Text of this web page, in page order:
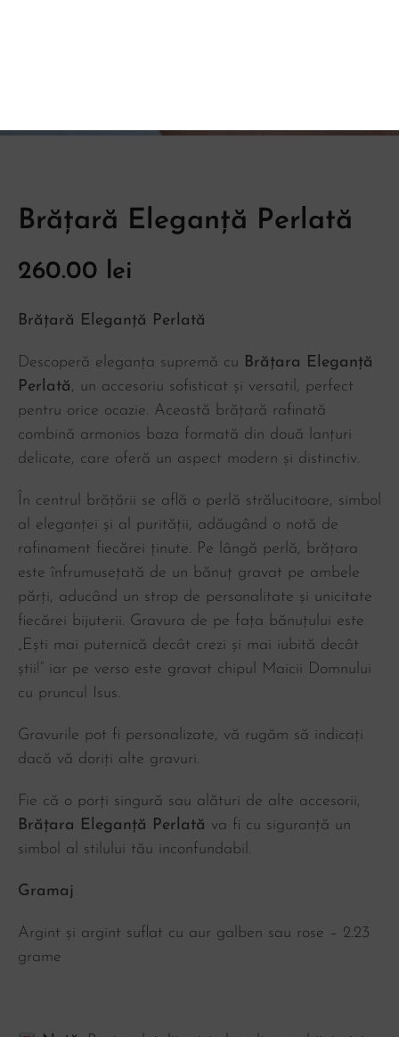
Brățară Eleganță Perlată
260.00 lei
Brățară Eleganță Perlată
Descoperă eleganța supremă cu Brățara Eleganță
Perlată, un accesoriu sofisticat și versatil, perfect
pentru orice ocazie. Această brățară rafinată
combină armonios baza formată din două lanțuri
delicate, care oferă un aspect modern și distinctiv.
În centrul brățării se află o perlă strălucitoare, simbol
al eleganței și al purității, adăugând o notă de
rafinament fiecărei ținute. Pe lângă perlă, brățara
este înfrumusețată de un bănuț gravat pe ambele
părți, aducând un strop de personalitate și unicitate
fiecărei bijuterii. Gravura de pe fața bănuțului este
„Ești mai puternică decât crezi și mai iubită decât
știi!” iar pe verso este gravat chipul Maicii Domnului
cu pruncul Isus.
Gravurile pot fi personalizate, vă rugăm să indicați
dacă vă doriți alte gravuri.
Fie că o porți singură sau alături de alte accesorii,
Brățara Eleganță Perlată va fi cu siguranță un
simbol al stilului tău inconfundabil.
Gramaj
Argint și argint suflat cu aur galben sau rose – 2.23
grame